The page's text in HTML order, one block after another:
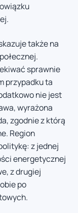
także na
sprawnie
przypadku ta
nie jest
wyrażona
zgodnie z którą
Region
z jednej
energetycznej
z drugiej
po